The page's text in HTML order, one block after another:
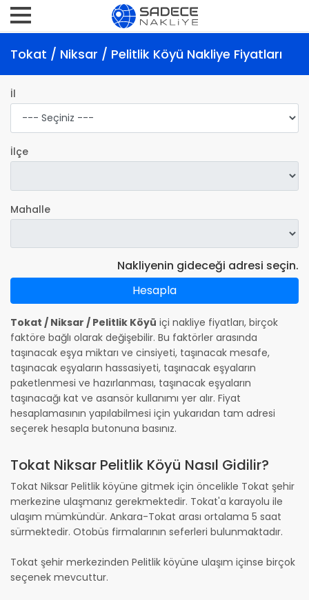
Tokat / Niksar / Pelitlik Köyü Nakliye Fiyatları
İl
İlçe
Mahalle
Nakliyenin gideceği adresi seçin.
Hesapla
Tokat / Niksar / Pelitlik Köyü içi nakliye fiyatları, birçok
faktöre bağlı olarak değişebilir. Bu faktörler arasında
taşınacak eşya miktarı ve cinsiyeti, taşınacak mesafe,
taşınacak eşyaların hassasiyeti, taşınacak eşyaların
paketlenmesi ve hazırlanması, taşınacak eşyaların
taşınacağı kat ve asansör kullanımı yer alır. Fiyat
hesaplamasının yapılabilmesi için yukarıdan tam adresi
seçerek hesapla butonuna basınız.
Tokat Niksar Pelitlik Köyü Nasıl Gidilir?
Tokat Niksar Pelitlik köyüne gitmek için öncelikle Tokat şehir
merkezine ulaşmanız gerekmektedir. Tokat'a karayolu ile
ulaşım mümkündür. Ankara-Tokat arası ortalama 5 saat
sürmektedir. Otobüs firmalarının seferleri bulunmaktadır.
Tokat şehir merkezinden Pelitlik köyüne ulaşım içinse birçok
seçenek mevcuttur.